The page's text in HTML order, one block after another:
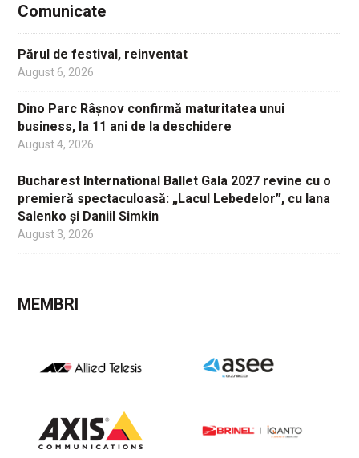
Comunicate
Părul de festival, reinventat
August 6, 2026
Dino Parc Râșnov confirmă maturitatea unui
business, la 11 ani de la deschidere
August 4, 2026
Bucharest International Ballet Gala 2027 revine cu o
premieră spectaculoasă: „Lacul Lebedelor”, cu Iana
Salenko și Daniil Simkin
August 3, 2026
MEMBRI